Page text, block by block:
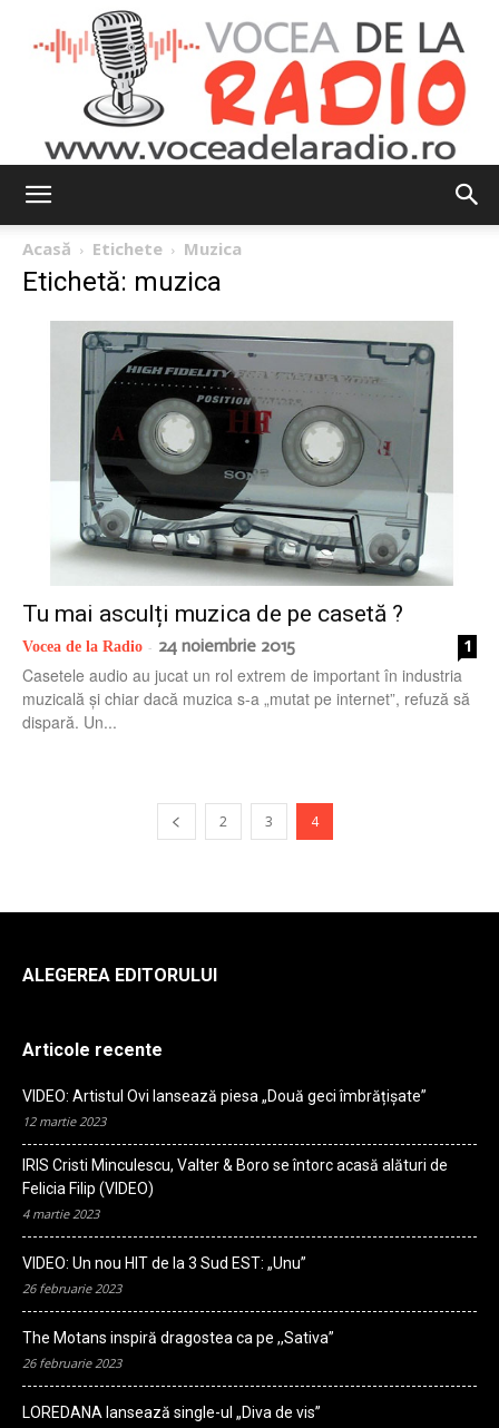
la
radio
Acasă Etichete Muzica
Etichetă: muzica
Tu mai asculți muzica de pe casetă ?
Vocea de la Radio - 24 noiembrie 2015 1
Casetele audio au jucat un rol extrem de important în industria
muzicală și chiar dacă muzica s-a „mutat pe internet”, refuză să
dispară. Un...
2 3 4
ALEGEREA EDITORULUI
Articole recente
VIDEO: Artistul Ovi lansează piesa „Două geci îmbrățișate”
12 martie 2023
IRIS Cristi Minculescu, Valter & Boro se întorc acasă alături de
Felicia Filip (VIDEO)
4 martie 2023
VIDEO: Un nou HIT de la 3 Sud EST: „Unu”
26 februarie 2023
The Motans inspiră dragostea ca pe ,,Sativa”
26 februarie 2023
LOREDANA lansează single-ul „Diva de vis”